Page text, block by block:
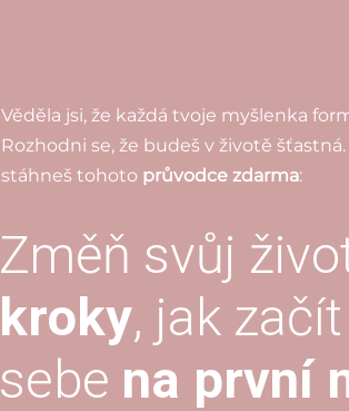
Věděla jsi, že každá tvoje myšlenka
Rozhodni se, že budeš v životě
stáhneš tohoto průvodce zdarma:
Změň svůj
kroky, jak
sebe na první